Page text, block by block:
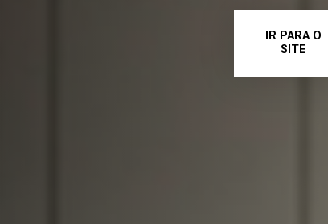
IR PARA O
SITE